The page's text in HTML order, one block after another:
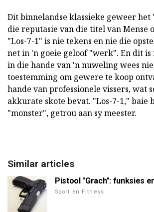
Dit binnelandse klassieke geweer
die reputasie van die titel van Mense
"Los-7-1" is nie tekens en nie die
net in 'n goeie geloof "werk". En dit is
in die hande van 'n nuweling wees
toestemming om gewere te koop
hande van professionele vissers, wat
akkurate skote bevat. "Los-7-1," baie
"monster", getrou aan sy meester.
Similar articles
Pistool "Grach": funksies
Sport en Fitness